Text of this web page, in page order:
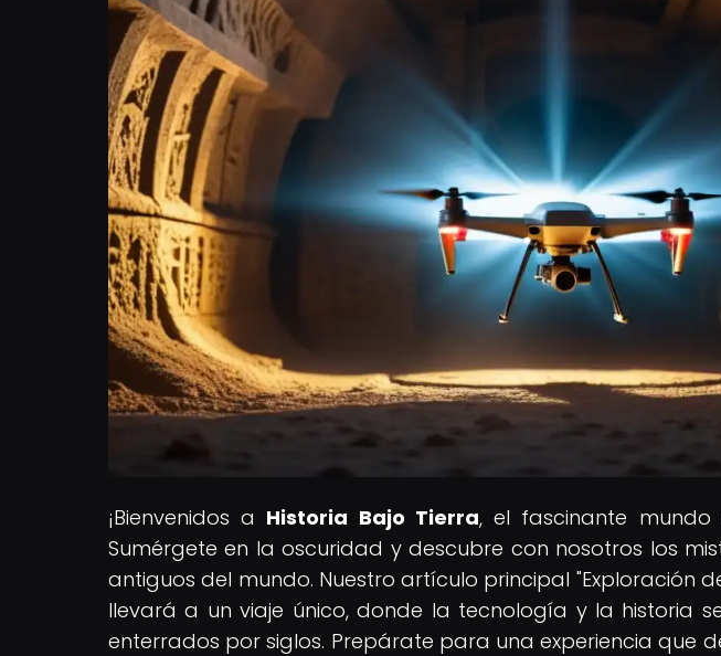
¡Bienvenidos a Historia Bajo Tierra, el fascinante
Sumérgete en la oscuridad y descubre con nosotros los
antiguos del mundo. Nuestro artículo principal "Exploración
llevará a un viaje único, donde la tecnología y la historia
enterrados por siglos. Prepárate para una experiencia que